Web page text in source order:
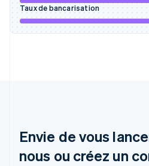
Taux de bancarisation
Envie de vous
nous ou créez un
Hongrie
English
Lettonie
English
Liechtenstein